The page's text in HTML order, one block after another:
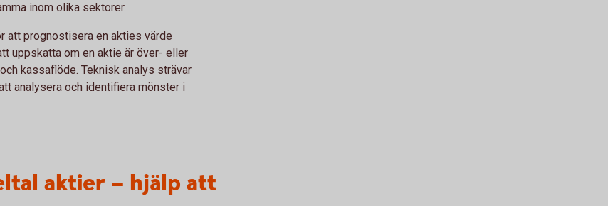
inom olika sektorer.
att prognostisera en akties värde
uppskatta om en aktie är över- eller
kassaflöde. Teknisk analys strävar
analysera och identifiera mönster i
aktier – hjälp att